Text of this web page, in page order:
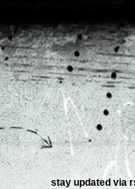
stay updated via